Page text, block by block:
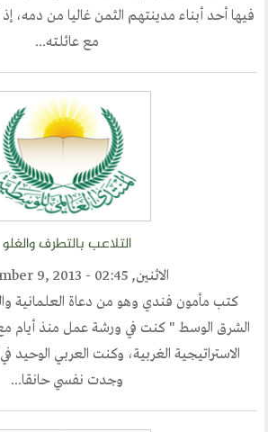
أقسام المنتدى
أخبار العالم الاسلامي
جديد المؤتمرات
خطب الجمعة
طلب توظيف
مواقع صديقة
فيها أحد أبناء مدينتهم الثمن غاليا من دمه،
مع عائلته...
التلاعب بالتطرف والغلو
الاثنين, December 9, 2013 - 02:45
كتب مأمون فندي وهو من دعاة العلمانية
الشرق الوسط " كنت في ورشة عمل منذ أيام
الاستراتيجية الغربية، وكنت العربي الوحيد
وجدت نفسي حانقا...